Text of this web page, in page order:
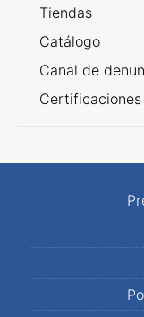
Tiendas
Catálogo
Canal de
Certificaciones